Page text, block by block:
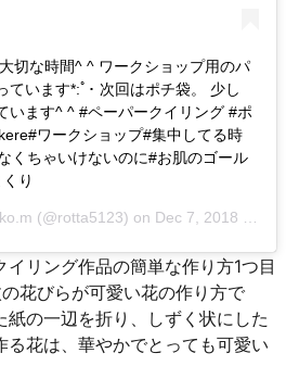
切な時間^ ^ ワークショップ用のパ
ています*:ﾟ･ 次回はポチ袋。 少し
います^ ^ #ペーパークイリング #ポ
ワークショップ#集中してる時
くちゃいけないのに#お肌のゴール
り
(@rotta5123) on Dec 7, 2018 at 8:22am PST
リング作品の簡単な作り方1つ目
花びらが可愛い花の作り方で
紙の一辺を折り、しずく状にした
る花は、華やかでとっても可愛い